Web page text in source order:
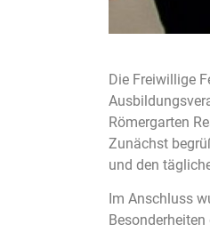
Die Freiwillige
Römergarten
Zunächst
und den
Im Anschluss